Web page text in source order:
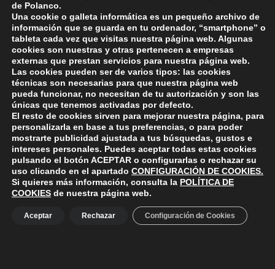
Skip back to main navigation
ayuntamiento de polanco
AYUNTAMIENTO DE POLANCO
Ayuntamiento de Polanco. La iglesia R-29 39313 Polanco
+34 942 82 42 00
+34 942 82 49 75
de Polanco.
Una cookie o galleta informática es un pequeño archivo de
información que se guarda en tu ordenador, “smartphone” o
tableta cada vez que visitas nuestra página web. Algunas
cookies son nuestras y otras pertenecen a empresas
externas que prestan servicios para nuestra página web.
Las cookies pueden ser de varios tipos: las cookies
técnicas son necesarias para que nuestra página web
pueda funcionar, no necesitan de tu autorización y son las
únicas que tenemos activadas por defecto.
El resto de cookies sirven para mejorar nuestra página, para
personalizarla en base a tus preferencias, o para poder
mostrarte publicidad ajustada a tus búsquedas, gustos e
intereses personales. Puedes aceptar todas estas cookies
pulsando el botón ACEPTAR o configurarlas o rechazar su
uso clicando en el apartado CONFIGURACIÓN DE COOKIES.
Si quieres más información, consulta la POLÍTICA DE
COOKIES de nuestra página web.
Aceptar Rechazar Configuración de Cookies